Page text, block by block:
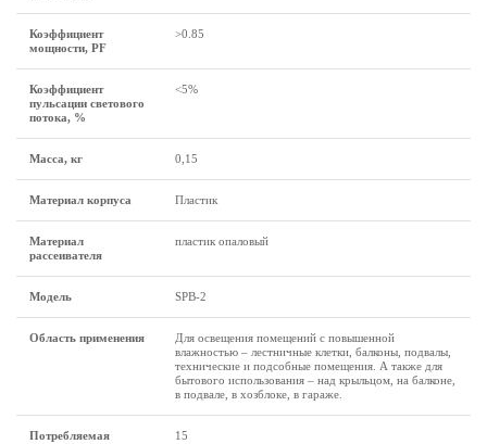
Коэффициент
мощности, PF
>0.85
Коэффициент
пульсации светового
потока, %
<5%
Масса, кг 0,15
Материал корпуса Пластик
Материал
рассеивателя
пластик опаловый
Модель SPB-2
Область применения
Для освещения помещений с повышенной
влажностью – лестничные клетки, балконы, подвалы,
технические и подсобные помещения. А также для
бытового использования – над крыльцом, на балконе,
в подвале, в хозблоке, в гараже.
Потребляемая
15